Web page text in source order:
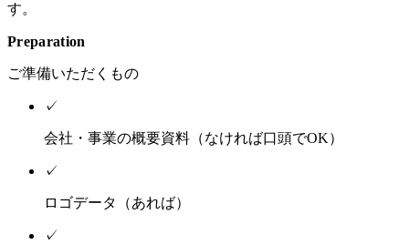
す。
Preparation
ご準備いただくもの
✓
会社・事業の概要資料（なければ口頭でOK）
✓
ロゴデータ（あれば）
✓